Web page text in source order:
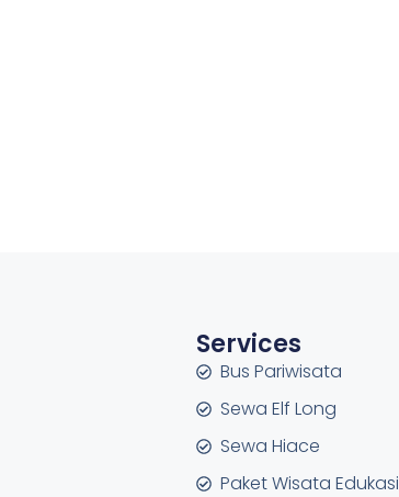
Services
Bus Pariwisata
Sewa Elf Long
Sewa Hiace
Paket Wisata Edukasi